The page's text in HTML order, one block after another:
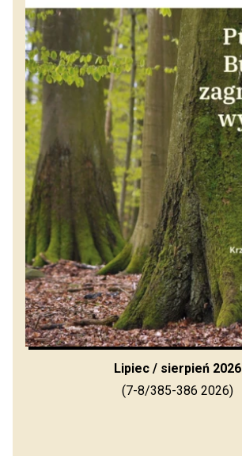
Lipiec / sierpień 2026
(7-8/385-386 2026)